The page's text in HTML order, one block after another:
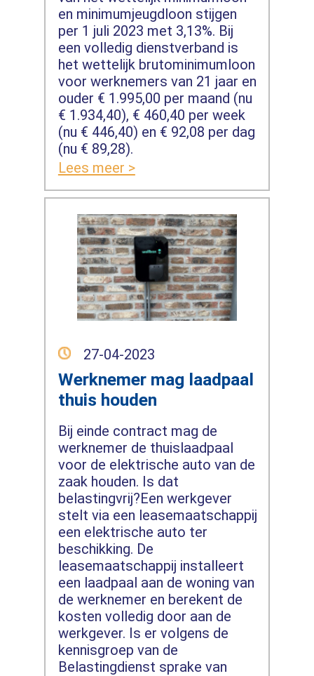
en minimumjeugdloon stijgen
per 1 juli 2023 met 3,13%. Bij
een volledig dienstverband is
het wettelijk brutominimumloon
voor werknemers van 21 jaar en
ouder € 1.995,00 per maand (nu
€ 1.934,40), € 460,40 per week
(nu € 446,40) en € 92,08 per dag
(nu € 89,28).
Lees meer >
27-04-2023
Werknemer mag laadpaal
thuis houden
Bij einde contract mag de
werknemer de thuislaadpaal
voor de elektrische auto van de
zaak houden. Is dat
belastingvrij?Een werkgever
stelt via een leasemaatschappij
een elektrische auto ter
beschikking. De
leasemaatschappij installeert
een laadpaal aan de woning van
de werknemer en berekent de
kosten volledig door aan de
werkgever. Is er volgens de
kennisgroep van de
Belastingdienst sprake van